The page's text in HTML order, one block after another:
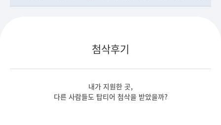
첨삭후기
내가 지원한 곳,
다른 사람들도 탑티어 첨삭을 받았을까?